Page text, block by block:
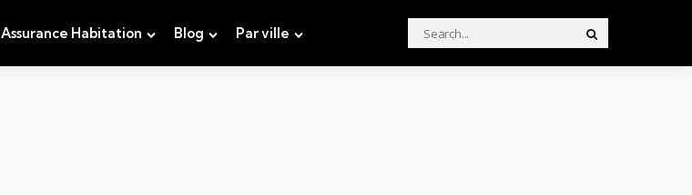
Assurance Habitation Blog Par ville
Search
for: